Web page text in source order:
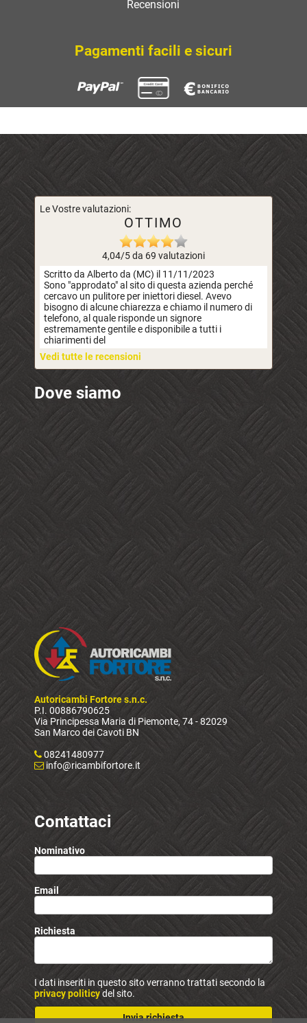
Recensioni
Pagamenti facili e sicuri
Le Vostre valutazioni:
OTTIMO
4,04/5 da 69 valutazioni
Scritto da Alberto da (MC) il 11/11/2023
Sono "approdato" al sito di questa azienda perché
cercavo un pulitore per iniettori diesel. Avevo
bisogno di alcune chiarezza e chiamo il numero di
telefono, al quale risponde un signore
estremamente gentile e disponibile a tutti i
chiarimenti del
Vedi tutte le recensioni
Dove siamo
Autoricambi Fortore s.n.c.
P.I. 00886790625
Via Principessa Maria di Piemonte, 74 - 82029
San Marco dei Cavoti BN
08241480977
info@ricambifortore.it
Contattaci
Nominativo
Email
Richiesta
I dati inseriti in questo sito verranno trattati secondo la
privacy politicydel sito.
Invia richiesta